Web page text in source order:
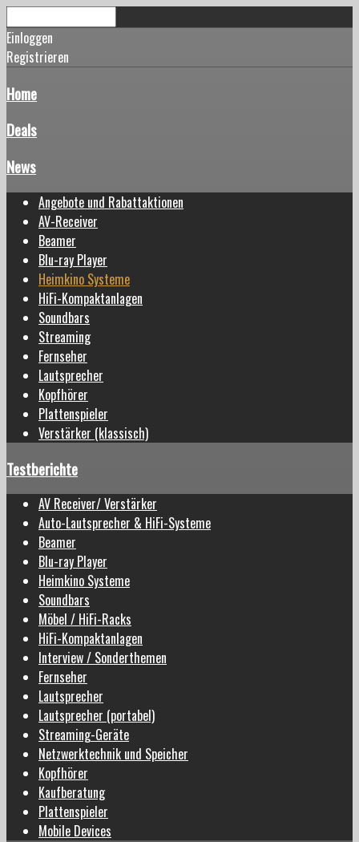
Einloggen
Registrieren
Home
Deals
News
Angebote und Rabattaktionen
AV-Receiver
Beamer
Blu-ray Player
Heimkino Systeme
HiFi-Kompaktanlagen
Soundbars
Streaming
Fernseher
Lautsprecher
Kopfhörer
Plattenspieler
Verstärker (klassisch)
Testberichte
AV Receiver/ Verstärker
Auto-Lautsprecher & HiFi-Systeme
Beamer
Blu-ray Player
Heimkino Systeme
Soundbars
Möbel / HiFi-Racks
HiFi-Kompaktanlagen
Interview / Sonderthemen
Fernseher
Lautsprecher
Lautsprecher (portabel)
Streaming-Geräte
Netzwerktechnik und Speicher
Kopfhörer
Kaufberatung
Plattenspieler
Mobile Devices